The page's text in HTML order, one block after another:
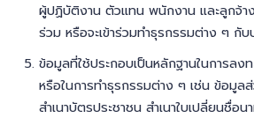
ผู้ปฏิบัติงาน ตัวแทน พนักงาน และลูกจ้า
ร่วม หรือจะเข้าร่วมทำธุรกรรมต่าง ๆ กั
ข้อมูลที่ใช้ประกอบเป็นหลักฐานในการลง
หรือในการทำธุรกรรมต่าง ๆ เช่น ข้อมูล
สำเนาบัตรประชาชน สำเนาใบเปลี่ยนชื่อน